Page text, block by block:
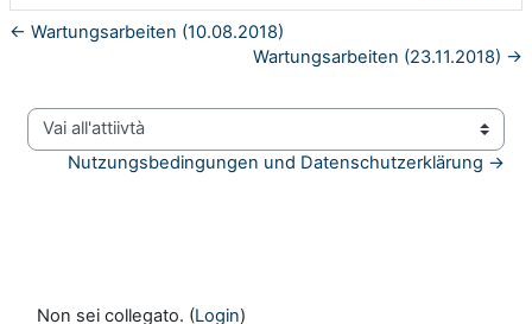
← Wartungsarbeiten (10.08.2018)
Wartungsarbeiten (23.11.2018) →
Vai all'attiivtà
Nutzungsbedingungen und Datenschutzerklärung →
Non sei collegato. (Login)